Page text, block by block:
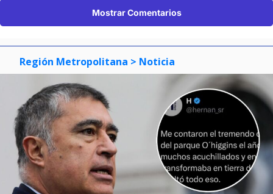
Mostrar Comentarios
Región Metropolitana > Noticia